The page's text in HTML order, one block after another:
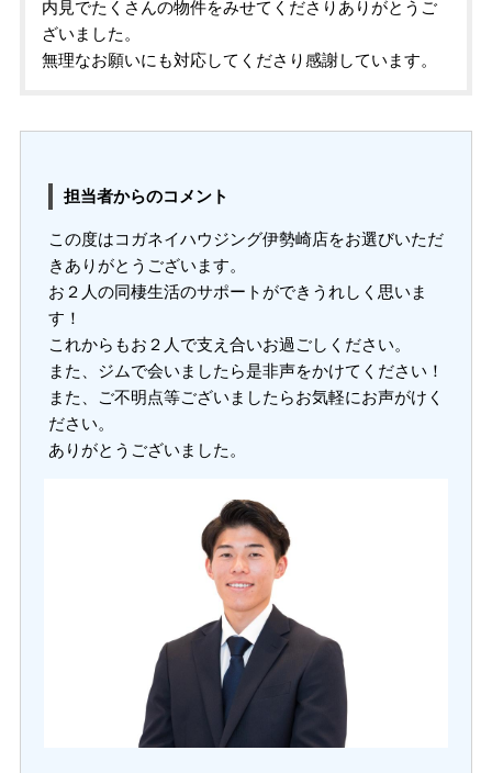
内見でたくさんの物件をみせてくださりありがとうご
ざいました。
無理なお願いにも対応してくださり感謝しています。
担当者からのコメント
この度はコガネイハウジング伊勢崎店をお選びいただ
きありがとうございます。
お２人の同棲生活のサポートができうれしく思いま
す！
これからもお２人で支え合いお過ごしください。
また、ジムで会いましたら是非声をかけてください！
また、ご不明点等ございましたらお気軽にお声がけく
ださい。
ありがとうございました。